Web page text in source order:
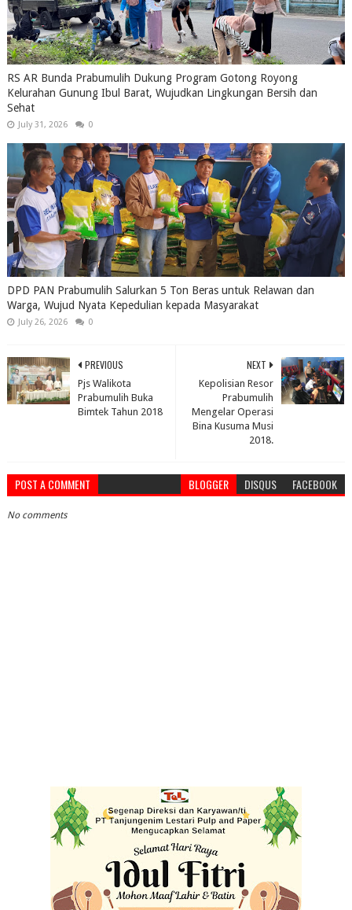
RS AR Bunda Prabumulih Dukung Program Gotong Royong
Kelurahan Gunung Ibul Barat, Wujudkan Lingkungan Bersih dan
Sehat
July 31, 2026 0
DPD PAN Prabumulih Salurkan 5 Ton Beras untuk Relawan dan
Warga, Wujud Nyata Kepedulian kepada Masyarakat
July 26, 2026 0
NEXT
Kepolisian Resor
Prabumulih
Mengelar Operasi
Bina Kusuma Musi
2018.
PREVIOUS
Pjs Walikota
Prabumulih Buka
Bimtek Tahun 2018
POST A COMMENT BLOGGER DISQUS FACEBOOK
No comments